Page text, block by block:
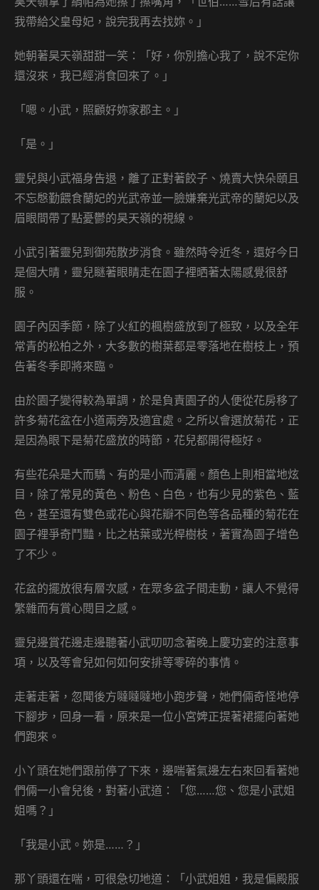
我帶給父皇母妃，說完我再去找妳。」
她朝著昊天嶺甜甜一笑：「好，你別擔心我了，說不定你
還沒來，我已經消食回來了。」
「嗯。小武，照顧好妳家郡主。」
「是。」
靈兒與小武福身告退，離了正對著餃子、燒賣大快朵頤且
不忘慇勤餵食蘭妃的光武帝並一臉嫌棄光武帝的蘭妃以及
眉眼間帶了點憂鬱的昊天嶺的視線。
小武引著靈兒到御苑散步消食。雖然時令近冬，還好今日
是個大晴，靈兒瞇著眼睛走在園子裡晒著太陽感覺很舒
服。
園子內因季節，除了火紅的楓樹盛放到了極致，以及全年
常青的松柏之外，大多數的樹葉都是零落地在樹枝上，預
告著冬季即將來臨。
由於園子變得較為單調，於是負責園子的人便從花房移了
許多菊花盆在小道兩旁及適宜處。之所以會選放菊花，正
是因為眼下是菊花盛放的時節，花兒都開得極好。
有些花朵是大而驕、有的是小而清麗。顏色上則相當地炫
目，除了常見的黃色、粉色、白色，也有少見的紫色、藍
色，甚至還有雙色或花心與花瓣不同色等各品種的菊花在
園子裡爭奇鬥豔，比之枯葉或光桿樹枝，著實為園子增色
了不少。
花盆的擺放很有層次感，在眾多盆子間走動，讓人不覺得
繁雜而有賞心閱目之感。
靈兒邊賞花邊走邊聽著小武叨叨念著晚上慶功宴的注意事
項，以及等會兒如何如何安排等零碎的事情。
走著走著，忽聞後方噠噠噠地小跑步聲，她們倆奇怪地停
下腳步，回身一看，原來是一位小宮婢正提著裙擺向著她
們跑來。
小丫頭在她們跟前停了下來，邊喘著氣邊左右來回看著她
們倆一小會兒後，對著小武道：「您……您、您是小武姐
姐嗎？」
「我是小武。妳是……？」
那丫頭還在喘，可很急切地道：「小武姐姐，我是偏殿服